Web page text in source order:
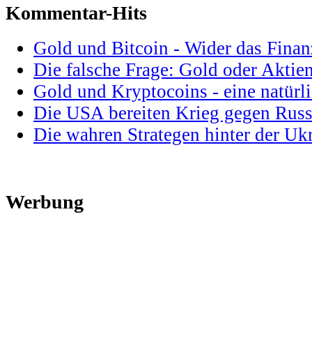
Kommentar-Hits
Gold und Bitcoin - Wider das
Die falsche Frage: Gold oder
Gold und Kryptocoins - eine
Die USA bereiten Krieg gegen
Die wahren Strategen hinter der
Werbung